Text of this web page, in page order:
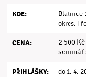
KDE:
Blatnice
okres:
CENA:
2 500
seminář
PŘIHLÁŠKY:
do 1. 4.